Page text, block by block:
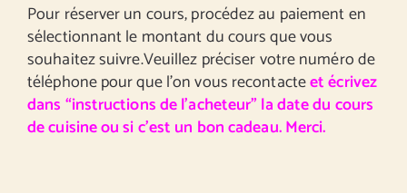
Pour réserver un cours, procédez au paiement en
sélectionnant le montant du cours que vous
souhaitez suivre.Veuillez préciser votre numéro de
téléphone pour que l’on vous recontacteet écrivez
dans “instructions de l’acheteur” la date du cours
de cuisine ou si c’est un bon cadeau. Merci.